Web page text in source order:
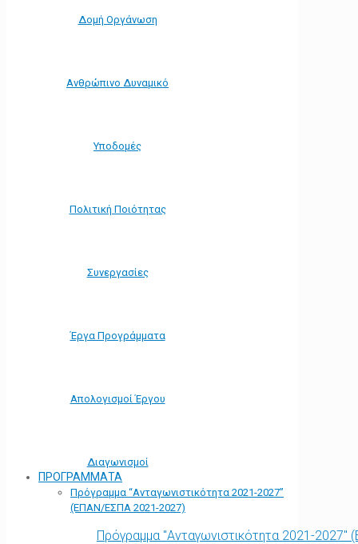
Δομή Οργάνωση
Ανθρώπινο Δυναμικό
Υποδομές
Πολιτική Ποιότητας
Συνεργασίες
Έργα Προγράμματα
Απολογισμοί Έργου
Διαγωνισμοί
ΠΡΟΓΡΑΜΜΑΤΑ
Πρόγραμμα “Ανταγωνιστικότητα 2021-2027”
(ΕΠΑΝ/ΕΣΠΑ 2021-2027)
Πρόγραμμα "Ανταγωνιστικότητα 2021-